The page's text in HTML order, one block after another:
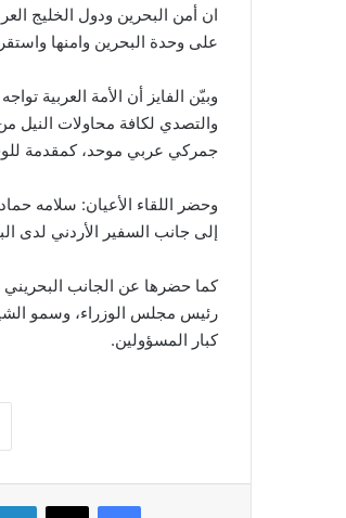
ان أمن البحرين ودول الخليج
على وحدة البحرين وامنها
وبيّن الفايز أن الأمة العربية
والتصدي لكافة محاولات النيل من
جمركي عربي موحد، كمقدمة
وحضر اللقاء الأعيان: سلامه
إلى جانب السفير الأردني لدى
كما حضرها عن الجانب
رئيس مجلس الوزراء، وسمو
كبار المسؤولين.
فيسبوك